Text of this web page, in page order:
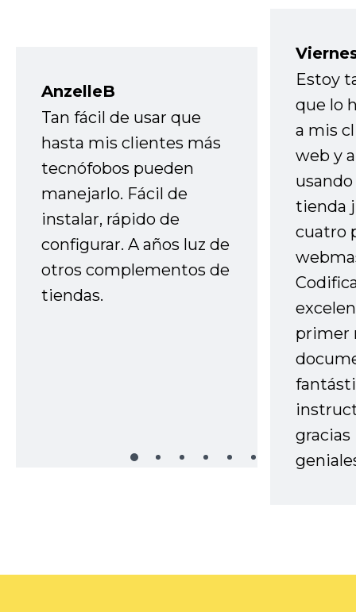
AnzelleB
Tan fácil de usar que
hasta mis clientes más
tecnófobos pueden
manejarlo. Fácil de
instalar, rápido de
configurar. A años luz de
otros complementos de
tiendas.
Estoy
que lo
a mis
web y
tienda
cuatro
primer
gracias